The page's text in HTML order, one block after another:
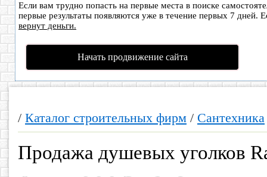
Если вам трудно попасть на первые места в поиске
первые результаты появляются уже в течение первых 7 дней.
вернут деньги.
Начать продвижение сайта
/ Каталог строительных фирм / Сантехника
Продажа душевых уголков